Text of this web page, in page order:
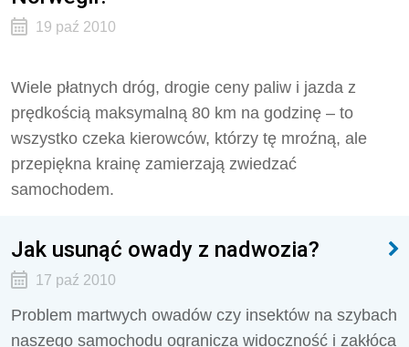
19 paź 2010
Wiele płatnych dróg, drogie ceny paliw i jazda z
prędkością maksymalną 80 km na godzinę – to
wszystko czeka kierowców, którzy tę mroźną, ale
przepiękna krainę zamierzają zwiedzać
samochodem.
Jak usunąć owady z nadwozia?
17 paź 2010
Problem martwych owadów czy insektów na szybach
naszego samochodu ogranicza widoczność i zakłóca